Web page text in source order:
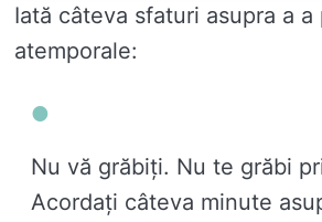
Iată câteva sfaturi asupra a
atemporale:
Nu vă grăbiţi. Nu te grăbi
Acordați câteva minute